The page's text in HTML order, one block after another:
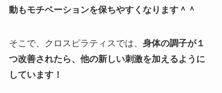
動もモチベーションを保ちやすくなります＾＾
そこで、クロスピラティスでは、 身体の調子が１
つ改善されたら、他の新しい刺激を加えるように
しています！